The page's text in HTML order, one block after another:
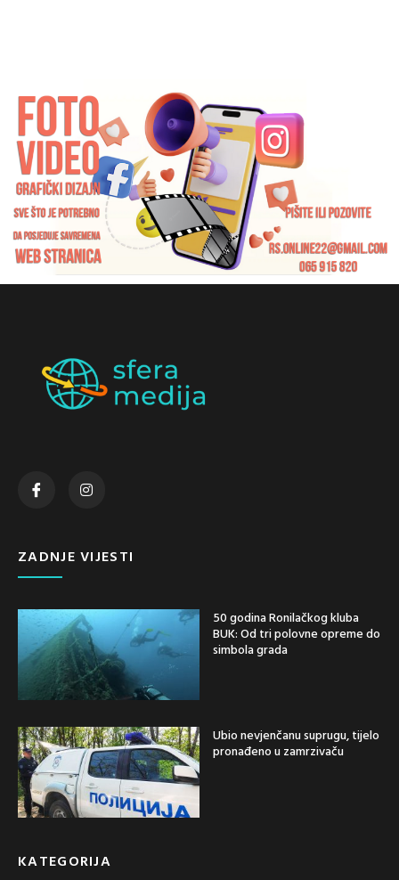
ZADNJE VIJESTI
50 godina Ronilačkog kluba
BUK: Od tri polovne opreme do
simbola grada
Ubio nevjenčanu suprugu, tijelo
pronađeno u zamrzivaču
KATEGORIJA